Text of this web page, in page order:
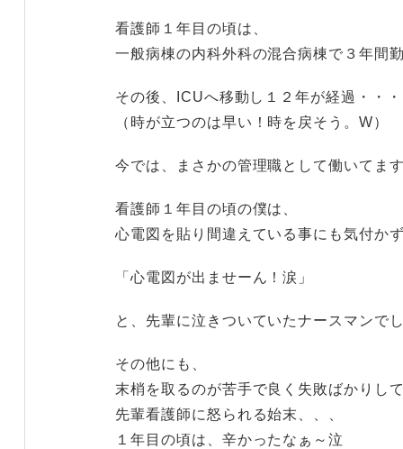
看護師１年目の頃は、
一般病棟の内科外科の混合病棟で３年間
その後、ICUへ移動し１２年が経過・・・
（時が立つのは早い！時を戻そう。W）
今では、まさかの管理職として働いてます
看護師１年目の頃の僕は、
心電図を貼り間違えている事にも気付かず
「心電図が出ませーん！涙」
と、先輩に泣きついていたナースマンでし
その他にも、
末梢を取るのが苦手で良く失敗ばかりして
先輩看護師に怒られる始末、、、
１年目の頃は、辛かったなぁ～泣